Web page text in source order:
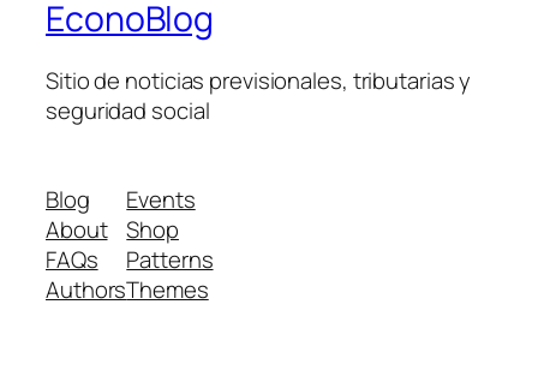
EconoBlog
Sitio de noticias previsionales, tributarias y
seguridad social
Blog
About
FAQs
Authors
Events
Shop
Patterns
Themes